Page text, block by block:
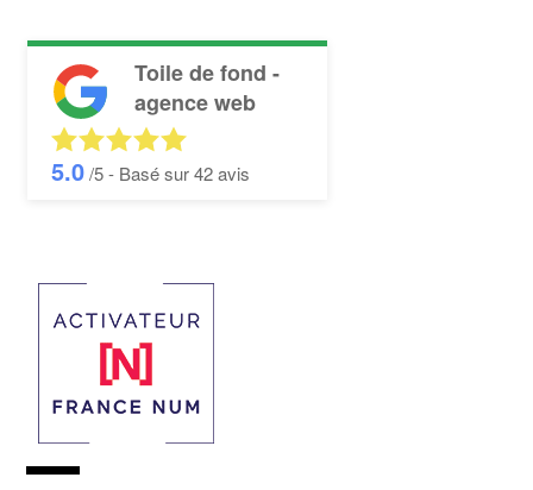
Toile de fond -
agence web
5.0/5 - Basé sur42avis